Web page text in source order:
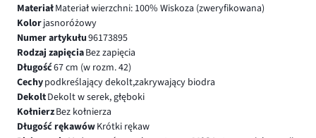
MateriałMateriał wierzchni: 100% Wiskoza (zweryfikowana)
Kolorjasnoróżowy
Numer artykułu96173895
Rodzaj zapięciaBez zapięcia
Długość67 cm (w rozm. 42)
Cechypodkreślający dekolt,zakrywający biodra
DekoltDekolt w serek, głęboki
KołnierzBez kołnierza
Długość rękawówKrótki rękaw